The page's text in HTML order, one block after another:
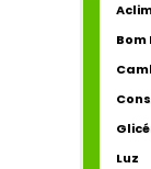
Bom
Luz